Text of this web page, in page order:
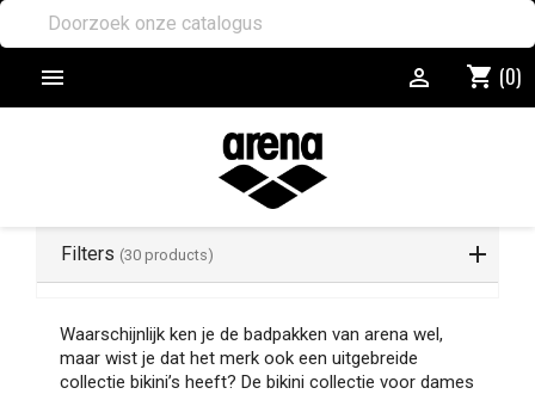
 shopping_cart (0)

Filters (30 products)
Waarschijnlijk ken je de badpakken van arena wel,
maar wist je dat het merk ook een uitgebreide
collectie bikini’s heeft? De bikini collectie voor dames